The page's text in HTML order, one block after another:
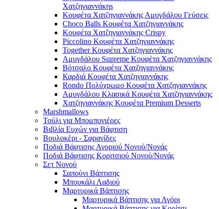
Χατζηγιαννάκηs
Κουφέτα Χατζηγιαννάκης Αμυγδάλου Γεύσεις
Choco Balls Κουφέτα Χατζηγιαννάκης
Κουφέτα Χατζηγιαννάκης Crispy
Piccolino Κουφέτα Χατζηγιαννάκης
Together Κουφέτα Χατζηγιαννάκης
Αμυγδάλου Supreme Κουφέτα Χατζηγιαννάκης
Βότσαλο Κουφέτα Χατζηγιαννάκης
Καρδιά Κουφέτα Χατζηγιαννάκης
Rondo Πολύχρωμο Κουφέτα Χατζηγιαννάκης
Αμυγδάλου Κλασικά Κουφέτα Χατζηγιαννάκης
Χατζηγιαννάκης Κουφέτα Premium Desserts
Marshmallows
Τούλι για Μπομπονιέρες
Βιβλία Ευχών για Βάφτιση
Βουλοκέρι - Σφραγίδες
Ποδιά Βάφτισης Αγοριού Νονού/Νονάς
Ποδιά Βάφτισης Κοριτσιού Νονού/Νονάς
Σετ Νονού
Σαπούνι Βάπτισης
Μπουκάλι Λαδιού
Μαρτυρικά Βάπτισης
Μαρτυρικά Βάπτισης για Αγόρι